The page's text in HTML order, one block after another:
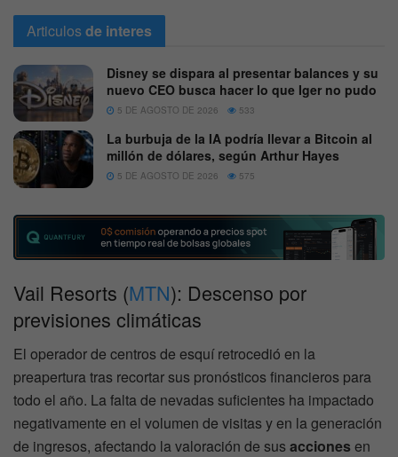
Articulosde interes
Disney se dispara al presentar balances y su
nuevo CEO busca hacer lo que Iger no pudo
5 DE AGOSTO DE 2026 533
La burbuja de la IA podría llevar a Bitcoin al
millón de dólares, según Arthur Hayes
5 DE AGOSTO DE 2026 575
Vail Resorts (MTN): Descenso por
previsiones climáticas
El operador de centros de esquí retrocedió en la
preapertura tras recortar sus pronósticos financieros para
todo el año. La falta de nevadas suficientes ha impactado
negativamente en el volumen de visitas y en la generación
de ingresos, afectando la valoración de susacciones en